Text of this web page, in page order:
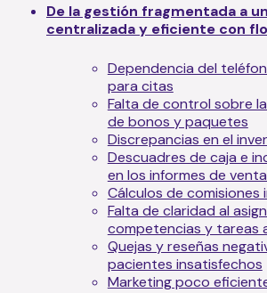
De la gestión fragmentada a
centralizada y eficiente con
Dependencia del
para citas
Falta de control sobre
de bonos y paquetes
Discrepancias en el
Descuadres de caja e
en los informes de
Cálculos de
Falta de claridad al
competencias y tareas
Quejas y reseñas
pacientes insatisfechos
Marketing poco